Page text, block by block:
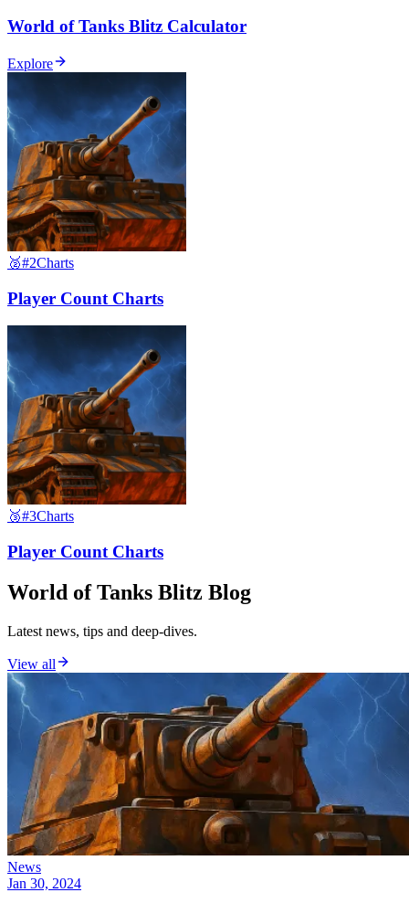
World of Tanks Blitz Calculator
Explore
🥈#2Charts
Player Count Charts
🥉#3Charts
Player Count Charts
World of Tanks Blitz Blog
Latest news, tips and deep-dives.
View all
News
Jan 30, 2024